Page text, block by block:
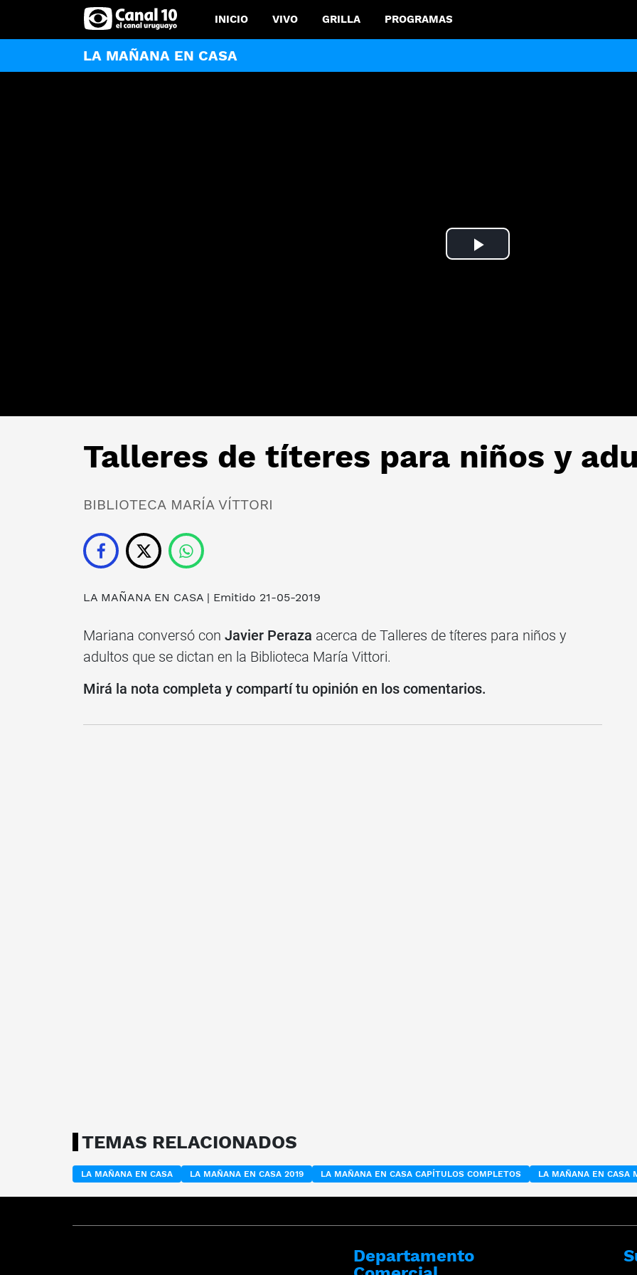
INICIO VIVO GRILLA PROGRAMAS
LA MAÑANA EN CASA
Play
Talleres de títeres para niños y
BIBLIOTECA MARÍA VÍTTORI
LA MAÑANA EN CASA | Emitido 21-05-2019
Mariana conversó con Javier Peraza acerca de Talleres de títeres para niños y
adultos que se dictan en la Biblioteca María Vittori.
Mirá la nota completa y compartí tu opinión en los comentarios.
TEMAS RELACIONADOS
LA MAÑANA EN CASA LA MAÑANA EN CASA 2019 LA MAÑANA EN CASA CAPÍTULOS COMPLETOS LA MAÑANA EN CASA
Departamento